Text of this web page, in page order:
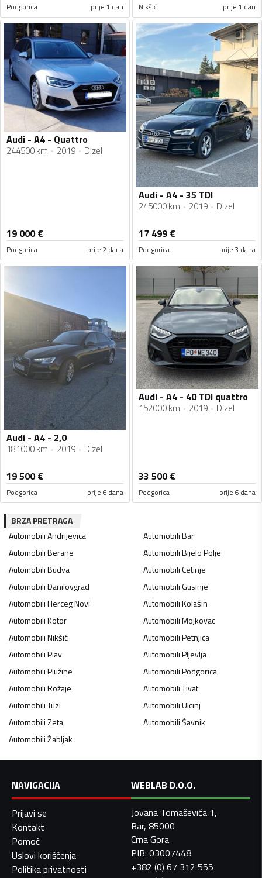
Podgorica prije 1 dan Nikšić prije 1 dan
Audi - A4 - Quattro
244500 km 2019 Dizel
19 000€
Podgorica prije 2 dana
Audi - A4 - 35 TDI
245000 km 2019 Dizel
17 499 €
Podgorica prije 3 dana
Audi - A4 - 2,0
181000 km 2019 Dizel
19 500€
Podgorica prije 6 dana
Audi - A4 - 40 TDI quattro
152000 km 2019 Dizel
33 500€
Podgorica prije 6 dana
BRZA PRETRAGA
AutomobiliAndrijevica AutomobiliBar
AutomobiliBerane AutomobiliBijelo Polje
AutomobiliBudva AutomobiliCetinje
AutomobiliDanilovgrad AutomobiliGusinje
AutomobiliHerceg Novi AutomobiliKolašin
AutomobiliKotor AutomobiliMojkovac
AutomobiliNikšić AutomobiliPetnjica
AutomobiliPlav AutomobiliPljevlja
AutomobiliPlužine AutomobiliPodgorica
AutomobiliRožaje AutomobiliTivat
AutomobiliTuzi AutomobiliUlcinj
AutomobiliZeta AutomobiliŠavnik
AutomobiliŽabljak
NAVIGACIJA
Prijavi se
Kontakt
Pomoć
Uslovi korišćenja
Politika privatnosti
WEBLAB D.O.O.
Jovana Tomaševića 1,
Bar, 85000
Crna Gora
PIB: 03007448
+382 (0) 67 312 555